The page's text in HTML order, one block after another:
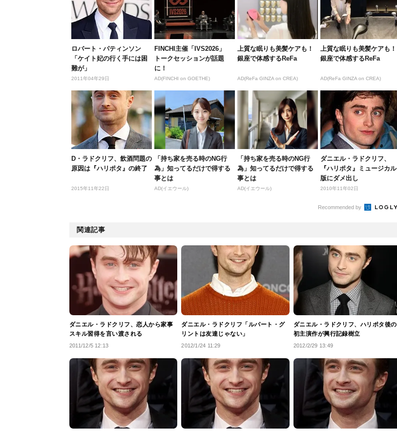
ロバート・パティンソン
「ケイト妃の行く手には困
難が」
2011年04年29日
FINCHI主催「IVS2026」
トークセッションが話題
に！
AD(FINCHI on GOETHE)
上質な眠りも美髪ケアも！
銀座で体感するReFa
AD(ReFa GINZA on CREA)
上質な眠りも美髪ケアも！
銀座で体感するReFa
AD(ReFa GINZA on CREA)
D・ラドクリフ、飲酒問題の
原因は『ハリポタ』の終了
2015年11年22日
「持ち家を売る時のNG行
為」知ってるだけで得する
事とは
AD(イエウール)
「持ち家を売る時のNG行
為」知ってるだけで得する
事とは
AD(イエウール)
ダニエル・ラドクリフ、
『ハリポタ』ミュージカル
版にダメ出し
2010年11年02日
Recommended by
関連記事
ダニエル・ラドクリフ、恋人から家事
スキル習得を言い渡される
2011/12/5 12:13
ダニエル・ラドクリフ「ルパート・グ
リントは友達じゃない」
2012/1/24 11:29
ダニエル・ラドクリフ、ハリポタ後の
初主演作が興行記録樹立
2012/2/29 13:49